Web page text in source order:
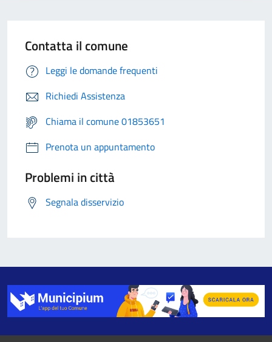
Contatta il comune
Leggi le domande frequenti
Richiedi Assistenza
Chiama il comune 01853651
Prenota un appuntamento
Problemi in città
Segnala disservizio